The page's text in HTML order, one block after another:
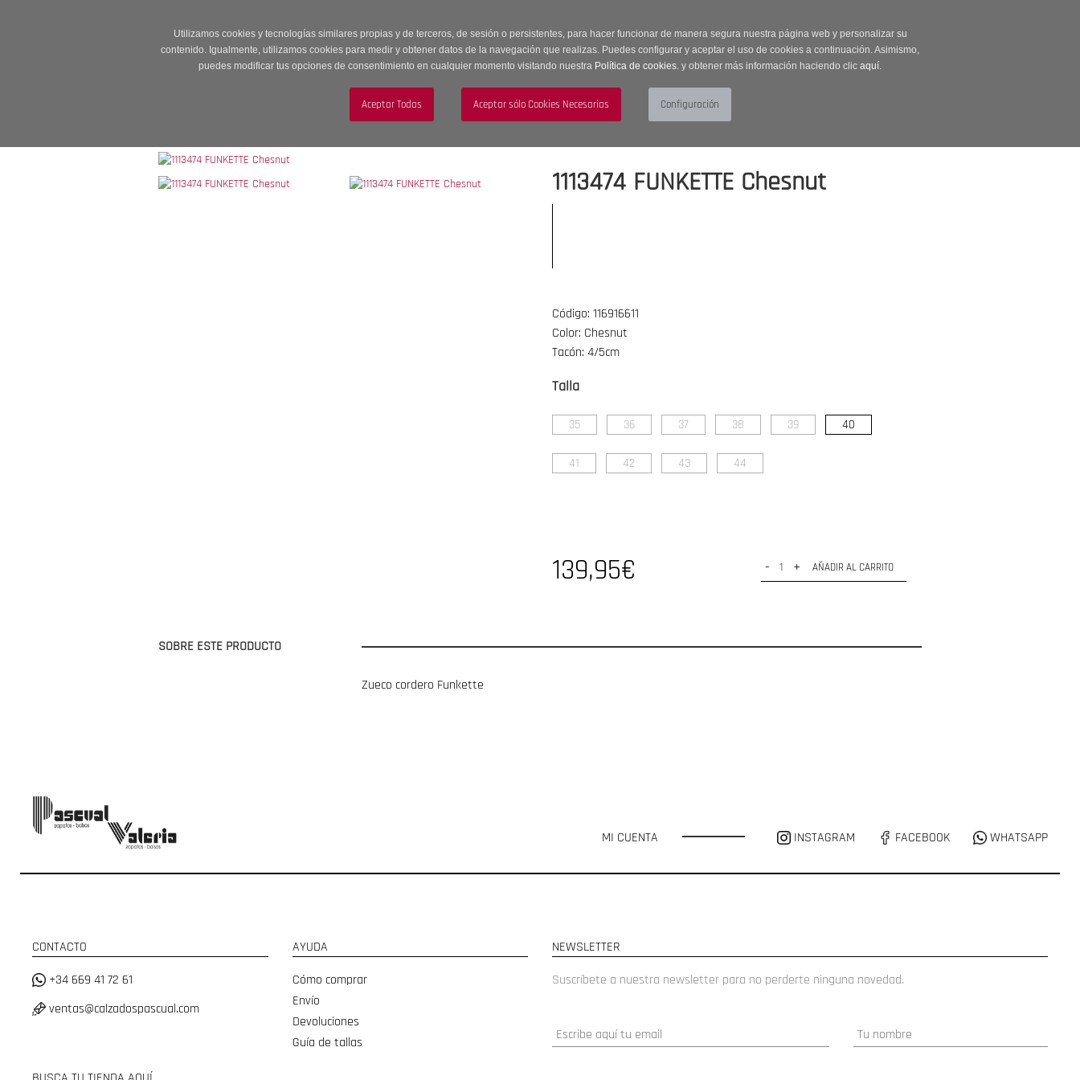
Utilizamos cookies y tecnologías similares propias y de terceros, de sesión o persistentes, para hacer funcionar de manera segura nuestra página web y personalizar su
contenido. Igualmente, utilizamos cookies para medir y obtener datos de la navegación que realizas. Puedes configurar y aceptar el uso de cookies a continuación. Asimismo,
puedes modificar tus opciones de consentimiento en cualquier momento visitando nuestra Política de cookies. y obtener más información haciendo clic aquí.
MUJER HOMBRE ACCESORIOS
1113474 FUNKETTE Chesnut
Código: 116916611
Color: Chesnut
Tacón: 4/5cm
Talla
35 36 37 38 39 40
41 42 43 44
139,95€ - + AÑADIR AL CARRITO
SOBRE ESTE PRODUCTO
Zueco cordero Funkette
MI CUENTA INSTAGRAM FACEBOOK WHATSAPP
CONTACTO
+34 669 41 72 61
ventas@calzadospascual.com
AYUDA
Cómo comprar
Envío
Devoluciones
Guía de tallas
NEWSLETTER
Suscríbete a nuestra newsletter para no perderte ninguna novedad.